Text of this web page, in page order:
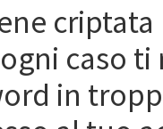
caso
in